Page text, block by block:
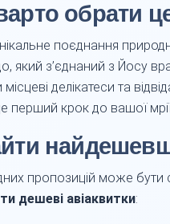
обрати
поєднання
який з’єднаний з Йосу
делікатеси та
перший крок до вашої
пропозицій може
дешеві авіаквитки: